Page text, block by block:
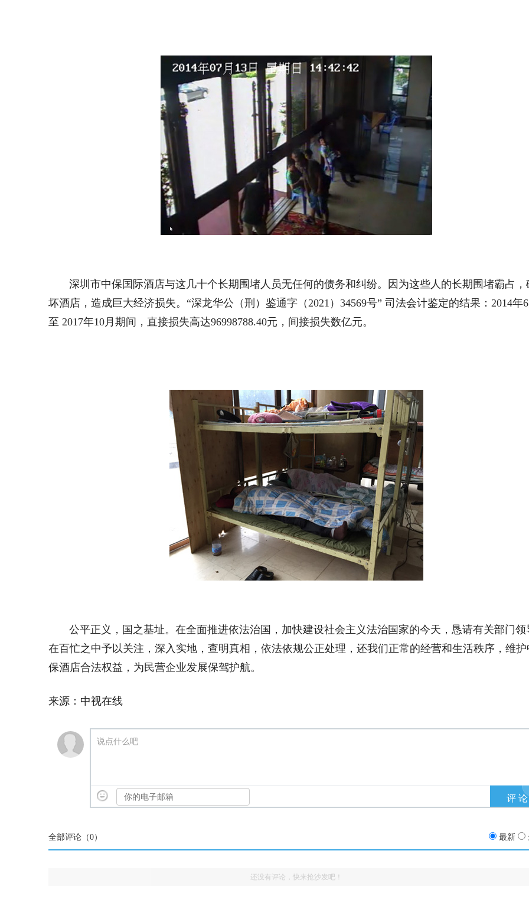
深圳市中保国际酒店与这几十个长期围堵人员无任何的债务和纠纷。因为这些人的长期围堵霸占，
坏酒店，造成巨大经济损失。“深龙华公（刑）鉴通字（2021）34569号” 司法会计鉴定的结果：2014年
至 2017年10月期间，直接损失高达96998788.40元，间接损失数亿元。
公平正义，国之基址。在全面推进依法治国，加快建设社会主义法治国家的今天，恳请有关部门领
在百忙之中予以关注，深入实地，查明真相，依法依规公正处理，还我们正常的经营和生活秩序，维护
保酒店合法权益，为民营企业发展保驾护航。
来源：中视在线
说点什么吧
全部评论（0） 最新
还没有评论，快来抢沙发吧！